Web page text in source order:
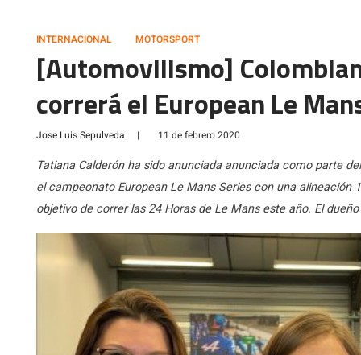
INTERNACIONAL MOTORSPORT
[Automovilismo]
correrá el European Le
Jose Luis Sepulveda | 11 de febrero 2020
Tatiana Calderón ha sido anunciada anunciada como parte
el campeonato European Le Mans Series con una alineación
objetivo de correr las 24 Horas de Le Mans este año. El